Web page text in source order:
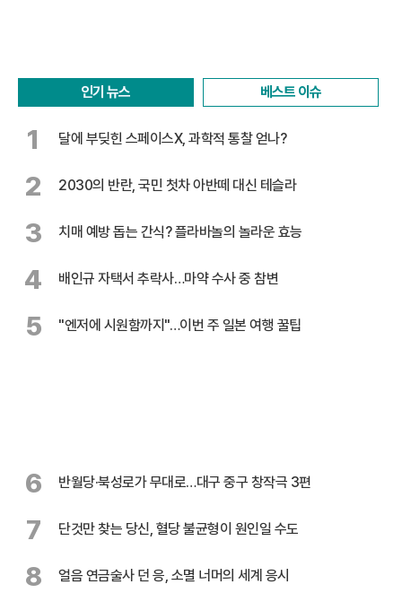
인기 뉴스 베스트 이슈
1 달에 부딪힌 스페이스X, 과학적 통찰 얻나?
2 2030의 반란, 국민 첫차 아반떼 대신 테슬라
3 치매 예방 돕는 간식? 플라바놀의 놀라운 효능
4 배인규 자택서 추락사…마약 수사 중 참변
5 "엔저에 시원함까지"…이번 주 일본 여행 꿀팁
6 반월당·북성로가 무대로…대구 중구 창작극 3편
7 단것만 찾는 당신, 혈당 불균형이 원인일 수도
8 얼음 연금술사 던 응, 소멸 너머의 세계 응시